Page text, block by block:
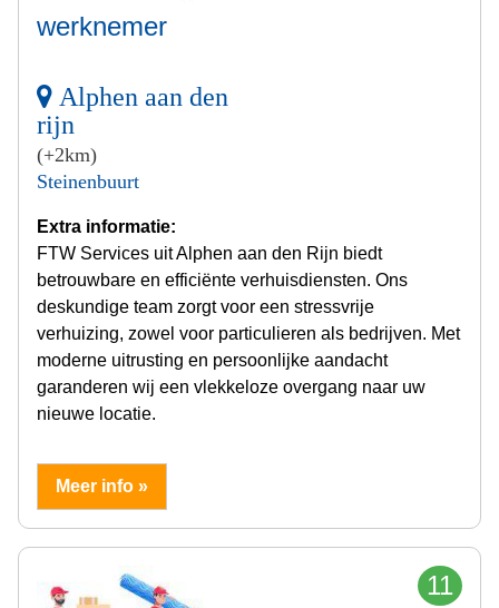
werknemer
Alphen aan den
rijn
(+2km)
Steinenbuurt
Extra informatie:
FTW Services uit Alphen aan den Rijn biedt
betrouwbare en efficiënte verhuisdiensten. Ons
deskundige team zorgt voor een stressvrije
verhuizing, zowel voor particulieren als bedrijven. Met
moderne uitrusting en persoonlijke aandacht
garanderen wij een vlekkeloze overgang naar uw
nieuwe locatie.
Meer info »
11